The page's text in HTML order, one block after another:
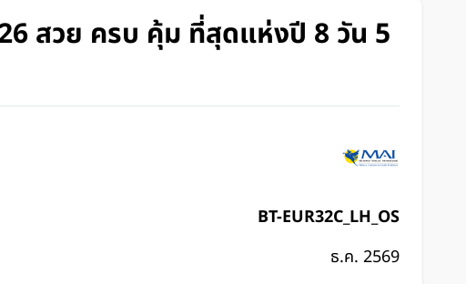
สวย ครบ คุ้ม ที่สุดแห่งปี 8 วัน 5
BT-EUR32C_LH_OS
ธ.ค. 2569